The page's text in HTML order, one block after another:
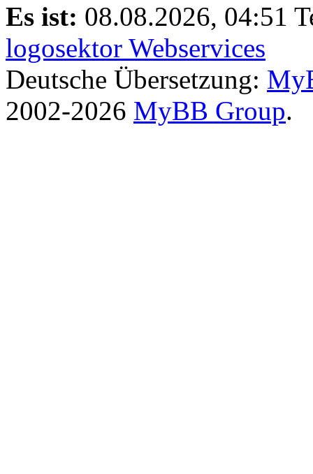
Es ist: 08.08.2026, 04:51
logosektor Webservices
Deutsche Übersetzung:
2002-2026 MyBB Group.